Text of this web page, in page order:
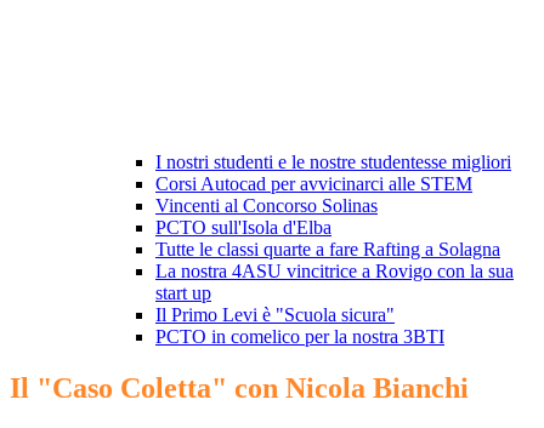
I nostri studenti e le nostre studentesse migliori
Corsi Autocad per avvicinarci alle STEM
Vincenti al Concorso Solinas
PCTO sull'Isola d'Elba
Tutte le classi quarte a fare Rafting a Solagna
La nostra 4ASU vincitrice a Rovigo con la sua
start up
Il Primo Levi è "Scuola sicura"
PCTO in comelico per la nostra 3BTI
Il "Caso Coletta" con Nicola Bianchi